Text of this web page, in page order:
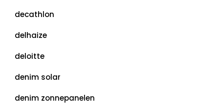
decathlon
delhaize
deloitte
denim solar
denim zonnepanelen